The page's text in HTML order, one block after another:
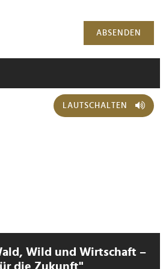
ABSENDEN
LAUTSCHALTEN
Wild und Wirtschaft –